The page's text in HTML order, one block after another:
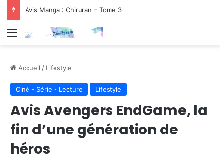
Avis Manga : Chiruran – Tome 3
Menu
Accueil / Lifestyle
Ciné - Série - Lecture Lifestyle
Avis Avengers EndGame, la
fin d’une génération de
héros